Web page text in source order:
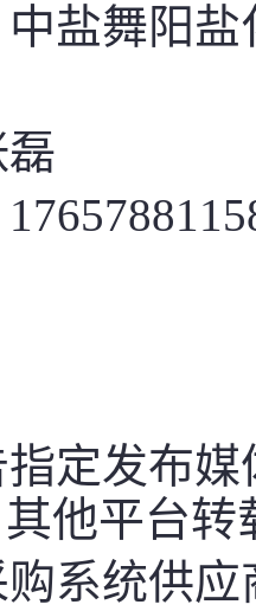
盐舞阳
定发布媒
其他平台
系统供应